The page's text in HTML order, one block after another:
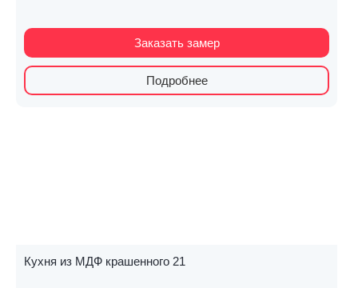
Заказать замер
Подробнее
Кухня из МДФ крашенного 21